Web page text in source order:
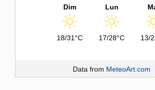
Dim
18/31°C
Lun
17/28°C 13/
Data from MeteoArt.com